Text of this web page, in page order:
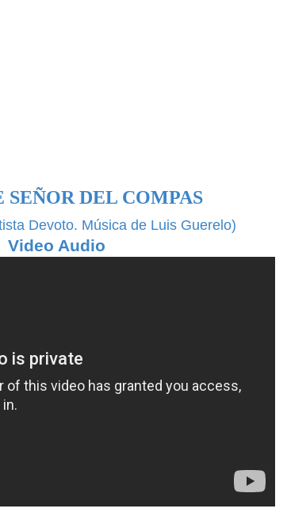
SEÑOR DEL COMPAS
Devoto. Música de Luis Guerelo)
Video Audio